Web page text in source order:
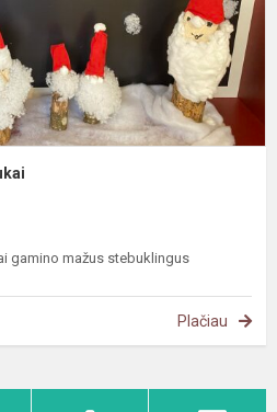
gamino mažus stebuklingus
Plačiau